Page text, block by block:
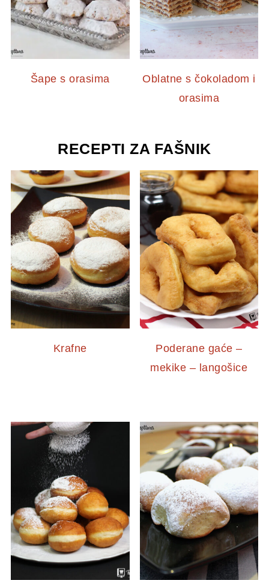
Šape s orasima
Oblatne s čokoladom i
orasima
RECEPTI ZA FAŠNIK
Krafne
Poderane gaće –
mekike – langošice